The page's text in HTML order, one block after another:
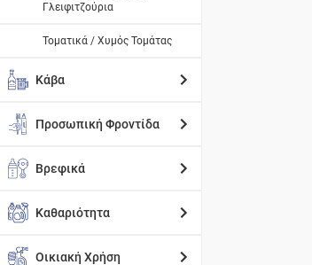
Γλειφιτζούρια
Τοματικά / Χυμός Τομάτας
Κάβα
Προσωπική Φροντίδα
Βρεφικά
Καθαριότητα
Οικιακή Χρήση